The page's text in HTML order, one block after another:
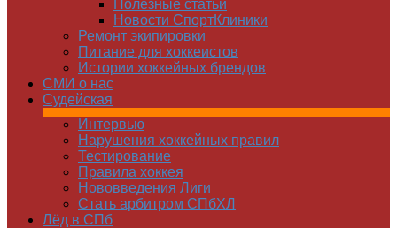
Полезные статьи
Новости СпортКлиники
Ремонт экипировки
Питание для хоккеистов
Истории хоккейных брендов
СМИ о нас
Судейская
Интервью
Нарушения хоккейных правил
Тестирование
Правила хоккея
Нововведения Лиги
Стать арбитром СПбХЛ
Лёд в СПб